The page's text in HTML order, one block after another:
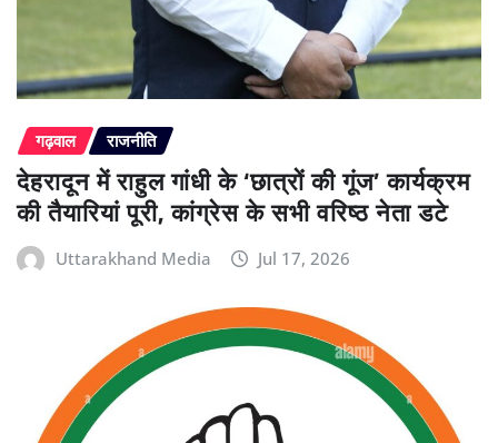
गढ़वाल राजनीति
देहरादून में राहुल गांधी के ‘छात्रों की गूंज’ कार्यक्रम
की तैयारियां पूरी, कांग्रेस के सभी वरिष्ठ नेता डटे
Uttarakhand Media Jul 17, 2026